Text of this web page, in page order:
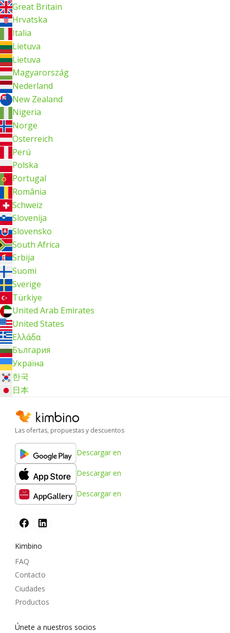
Great Britain
Hrvatska
Italia
Lietuva
Lietuva
Magyarország
Nederland
New Zealand
Nigeria
Norge
Österreich
Perú
Polska
Portugal
România
Schweiz
Slovenija
Slovensko
South Africa
Srbija
Suomi
Sverige
Türkiye
United Arab Emirates
United States
Ελλάδα
България
Україна
한국
日本
Las ofertas, propuestas y descuentos
Descargar en
Descargar en
Descargar en
Kimbino
FAQ
Contacto
Ciudades
Productos
Únete a nuestros socios